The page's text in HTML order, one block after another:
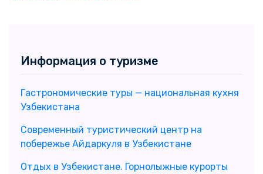
Информация о туризме
Гастрономические туры — национальная кухня
Узбекистана
Современный туристический центр на
побережье Айдаркуля в Узбекистане
Отдых в Узбекистане. Горнолыжные курорты